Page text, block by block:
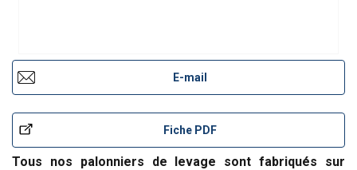
E-mail
Fiche PDF
Tous nos palonniers de levage sont fabriqués sur